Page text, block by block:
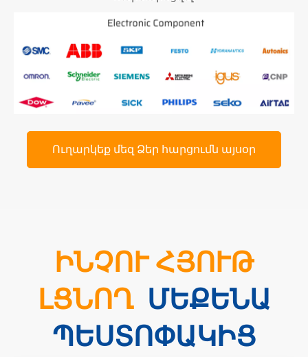
Ուղարկեք մեզ Ձեր հարցումն այսօր
ԻՆՉՈՒ ՀՅՈՒԹ
ԼՑՆՈՂ ՄԵՔԵՆԱ
ՊԵՍՏՈՓԱԿԻՑ